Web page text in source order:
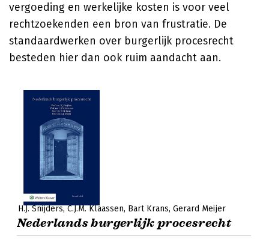
vergoeding en werkelijke kosten is voor veel
rechtzoekenden een bron van frustratie. De
standaardwerken over burgerlijk procesrecht
besteden hier dan ook ruim aandacht aan.
H.J. Snijders C.J.M. Klaassen Bart Krans Gerard Meijer
Nederlands burgerlijk procesrecht